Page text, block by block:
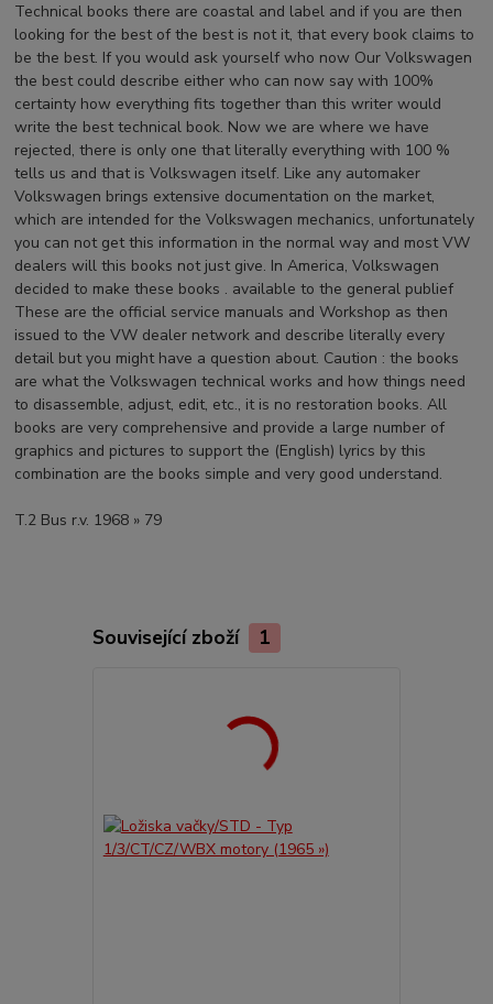
Technical books there are coastal and label and if you are then
looking for the best of the best is not it, that every book claims to
be the best. If you would ask yourself who now Our Volkswagen
the best could describe either who can now say with 100%
certainty how everything fits together than this writer would
write the best technical book. Now we are where we have
rejected, there is only one that literally everything with 100 %
tells us and that is Volkswagen itself. Like any automaker
Volkswagen brings extensive documentation on the market,
which are intended for the Volkswagen mechanics, unfortunately
you can not get this information in the normal way and most VW
dealers will this books not just give. In America, Volkswagen
decided to make these books . available to the general publief
These are the official service manuals and Workshop as then
issued to the VW dealer network and describe literally every
detail but you might have a question about. Caution : the books
are what the Volkswagen technical works and how things need
to disassemble, adjust, edit, etc., it is no restoration books. All
books are very comprehensive and provide a large number of
graphics and pictures to support the (English) lyrics by this
combination are the books simple and very good understand.
T.2 Bus r.v. 1968 » 79
Související zboží 1